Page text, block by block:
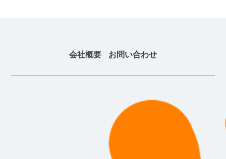
会社概要 お問い合わせ